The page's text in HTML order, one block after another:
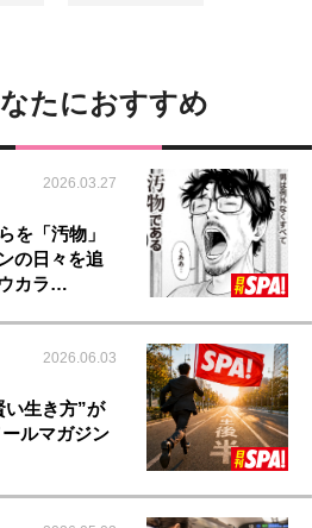
たにおすすめ
2026.03.27
を「汚物」
の日々を追
カラ…
2026.06.03
い生き方”が
ルマガジン